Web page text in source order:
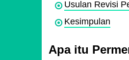
Usulan Revisi
Kesimpulan
Apa itu